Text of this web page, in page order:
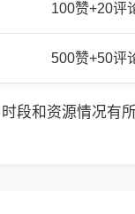
100赞+20评
500赞+50评
段和资源情况有